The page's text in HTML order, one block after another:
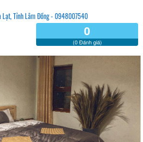
Lạt, Tỉnh Lâm Đồng - 0948007540
0
(0 Đánh giá)